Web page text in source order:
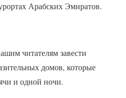
Арабских Эмиратов.
читателям завести
домов, которые
и одной ночи.